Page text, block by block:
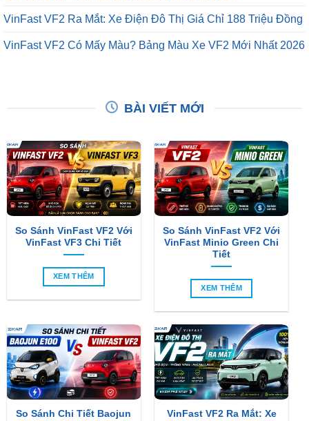
VinFast VF2 Ra Mắt: Xe Điện Đô Thị Giá Chỉ 188 Triệu Đồng
VinFast VF2 Có Mấy Màu? Bảng Màu Xe VF2 Mới Nhất 2026
BÀI VIẾT MỚI
So Sánh VinFast VF2 Với
VinFast VF3 Chi Tiết
XEM THÊM
So Sánh VinFast VF2 Với
VinFast Minio Green Chi
Tiết
XEM THÊM
So Sánh Chi Tiết Baojun
VinFast VF2 Ra Mắt: Xe